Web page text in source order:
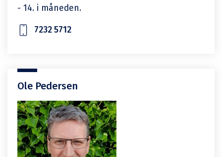
- 14. i måneden.
7232 5712
Ole Pedersen